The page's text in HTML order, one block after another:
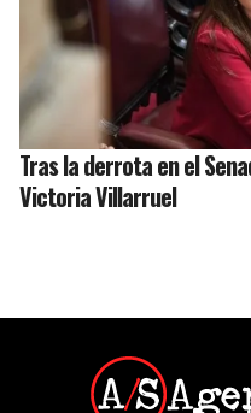
Tras la derrota en el
Victoria Villarruel